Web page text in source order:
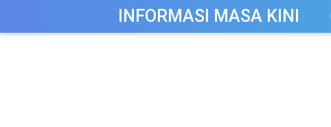
INFORMASI MASA KINI